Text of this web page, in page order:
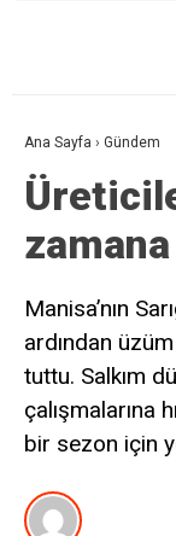
Ana Sayfa › Gündem
zamana
Manisa’nın
ardından
tuttu. Salkım
çalışmalarına
bir sezon için